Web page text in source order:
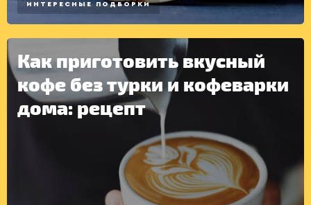
ИНТЕРЕСНЫЕ ПОДБОРКИ
Как приготовить вкусный
кофе без турки и кофеварки
дома: рецепт